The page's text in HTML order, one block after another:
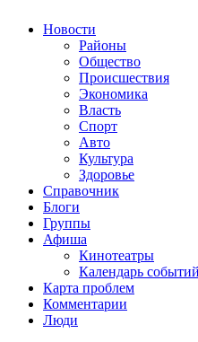
Новости
Районы
Общество
Происшествия
Экономика
Власть
Спорт
Авто
Культура
Здоровье
Справочник
Блоги
Группы
Афиша
Кинотеатры
Календарь событий
Карта проблем
Комментарии
Люди